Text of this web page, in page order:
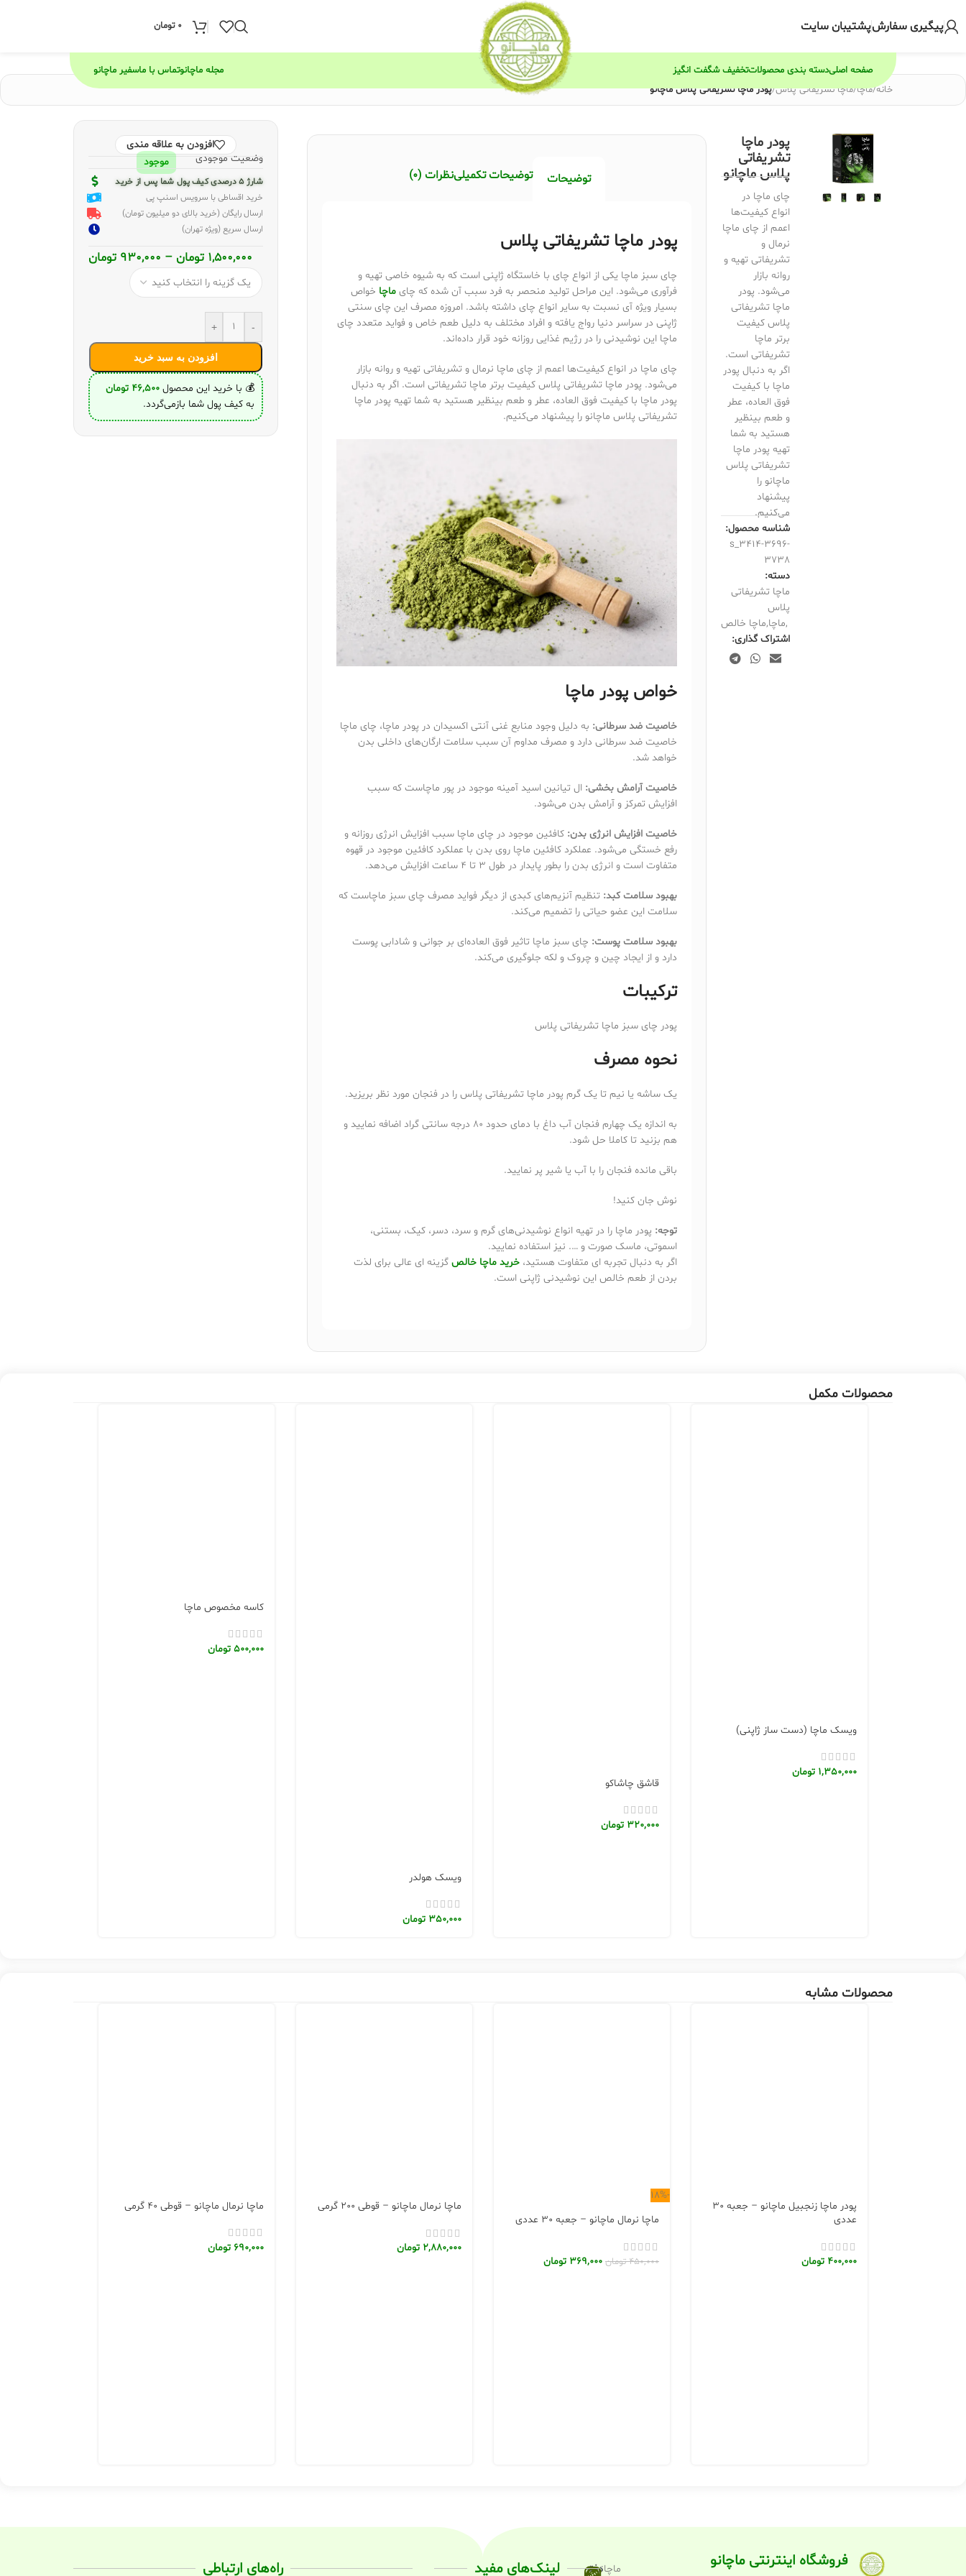
پیگیری سفارشپشتیبان سایت 0 تومان
صفحه اصلیدسته بندی محصولاتتخفیف شگفت انگیز مجله ماچانوتماس با ماسفیر ماچانو
خانه/ماچا/ماچا تشریفاتی پلاس/پودر ماچا تشریفاتی پلاس ماچانو
پودر ماچا
تشریفاتی
پلاس ماچانو
چای ماچا در
انواع کیفیت‌ها
اعمم از چای ماچا
نرمال و
تشریفاتی تهیه و
روانه بازار
می‌شود. پودر
ماچا تشریفاتی
پلاس کیفیت
برتر ماچا
تشریفاتی است.
اگر به دنبال پودر
ماچا با کیفیت
فوق العاده، عطر
و طعم بینظیر
هستید به شما
تهیه پودر ماچا
تشریفاتی پلاس
ماچانو را
پیشنهاد
می‌کنیم.
شناسه محصول:
s_3414-3696-
3738
دسته:
ماچا تشریفاتی
پلاس
,ماچا,ماچا خالص
اشتراک گذاری:
توضیحات توضیحات تکمیلینظرات (0)
پودر ماچا تشریفاتی پلاس
چای سبز ماچا یکی از انواع چای با خاستگاه ژاپنی است که به شیوه خاصی تهیه و
فرآوری می‌شود. این مراحل تولید منحصر به فرد سبب آن شده که چای ماچا خواص
بسیار ویژه آی نسبت به سایر انواع چای داشته باشد. امروزه مصرف این چای سنتی
ژاپنی در سراسر دنیا رواج یافته و افراد مختلف به دلیل طعم خاص و فواید متعدد چای
ماچا این نوشیدنی را در رژیم غذایی روزانه خود قرار داده‌اند.
چای ماچا در انواع کیفیت‌ها اعمم از چای ماچا نرمال و تشریفاتی تهیه و روانه بازار
می‌شود. پودر ماچا تشریفاتی پلاس کیفیت برتر ماچا تشریفاتی است. اگر به دنبال
پودر ماچا با کیفیت فوق العاده، عطر و طعم بینظیر هستید به شما تهیه پودر ماچا
تشریفاتی پلاس ماچانو را پیشنهاد می‌کنیم.
خواص پودر ماچا
خاصیت ضد سرطانی: به دلیل وجود منابع غنی آنتی اکسیدان در پودر ماچا، چای ماچا
خاصیت ضد سرطانی دارد و مصرف مداوم آن سبب سلامت ارگان‌های داخلی بدن
خواهد شد.
خاصیت آرامش بخشی: ال تیانین اسید آمینه موجود در پور ماچاست که سبب
افزایش تمرکز و آرامش بدن می‌شود.
خاصیت افزایش انرژی بدن: کافئین موجود در چای ماچا سبب افزایش انرژی روزانه و
رفع خستگی می‌شود. عملکرد کافئین ماچا روی بدن با عملکرد کافئین موجود در قهوه
متفاوت است و انرژی بدن را بطور پایدار در طول 3 تا 4 ساعت افزایش می‌دهد.
بهبود سلامت کبد: تنظیم آنزیم‌های کبدی از دیگر فواید مصرف چای سبز ماچاست که
سلامت این عضو حیاتی را تضمیم می‌کند.
بهبود سلامت پوست: چای سبز ماچا تاثیر فوق العاده‌ای بر جوانی و شادابی پوست
دارد و از ایجاد چین و چروک و لکه جلوگیری می‌کند.
ترکیبات
پودر چای سبز ماچا تشریفاتی پلاس
نحوه مصرف
یک ساشه یا نیم تا یک گرم پودر ماچا تشریفاتی پلاس را در فنجان مورد نظر بریزید.
به اندازه یک چهارم فنجان آب داغ با دمای حدود 80 درجه سانتی گراد اضافه نمایید و
هم بزنید تا کاملا حل شود.
باقی مانده فنجان را با آب یا شیر پر نمایید.
نوش جان کنید!
توجه: پودر ماچا را در تهیه انواع نوشیدنی‌های گرم و سرد، دسر، کیک، بستنی،
اسموتی، ماسک صورت و …. نیز استفاده نمایید.
اگر به دنبال تجربه‌ ای متفاوت هستید، خرید ماچا خالصگزینه ای عالی برای لذت
بردن از طعم خالص این نوشیدنی ژاپنی است.
افزودن به علاقه مندی
وضعیت موجودی
موجود
شارژ 5 درصدی کیف پول شما پس از خرید
خرید اقساطی با سرویس اسنپ پی
ارسال رایگان (خرید بالای دو میلیون تومان)
ارسال سریع (ویژه تهران)
1,500,000 تومان –
930,000 تومان
-
+
افزودن به سبد خرید
💰 با خرید این محصول46,500 تومان
به کیف پول شما بازمی‌گردد.
محصولات مکمل
ویسک ماچا (دست ساز ژاپنی)
1,350,000 تومان
قاشق چاشاکو
320,000 تومان
ویسک هولدر
350,000 تومان
کاسه مخصوص ماچا
500,000 تومان
محصولات مشابه
پودر ماچا زنجبیل ماچانو – جعبه 30
عددی
400,000 تومان
-18%
ماچا نرمال ماچانو – جعبه 30 عددی
450,000 تومان 369,000 تومان
ماچا نرمال ماچانو – قوطی 200 گرمی
2,880,000 تومان
ماچا نرمال ماچانو – قوطی 40 گرمی
690,000 تومان
فروشگاه اینترنتی ماچانو ماچانودفتر لینک‌های مفید راه‌های ارتباطی